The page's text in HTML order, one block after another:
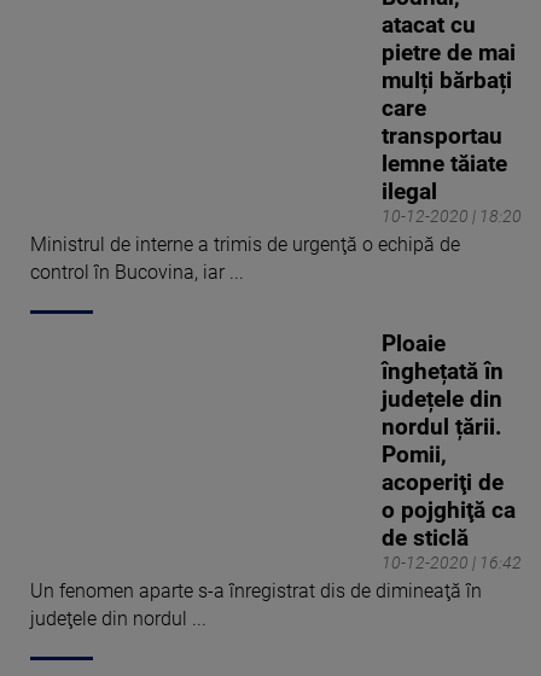
10-12-2020 | 18:20
atacat cu
pietre de mai
mulți bărbați
care
transportau
lemne tăiate
ilegal
Ministrul de interne a trimis de urgenţă o echipă de
control în Bucovina, iar ...
10-12-2020 | 16:42
Ploaie
înghețată în
județele din
nordul țării.
Pomii,
acoperiţi de
o pojghiţă ca
de sticlă
Un fenomen aparte s-a înregistrat dis de dimineaţă în
judeţele din nordul ...